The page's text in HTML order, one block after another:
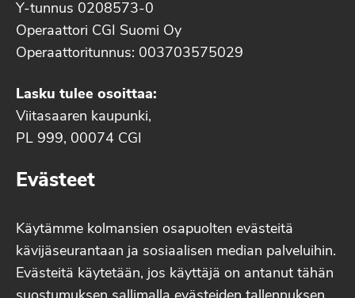
Y-tunnus 0208573-0
Operaattori CGI Suomi Oy
Operaattoritunnus: 003703575029
Lasku tulee osoittaa:
Viitasaaren kaupunki,
PL 999, 00074 CGI
Evästeet
Käytämme kolmansien osapuolten evästeitä
kävijäseurantaan ja sosiaalisen median palveluihin.
Evästeitä käytetään, jos käyttäjä on antanut tähän